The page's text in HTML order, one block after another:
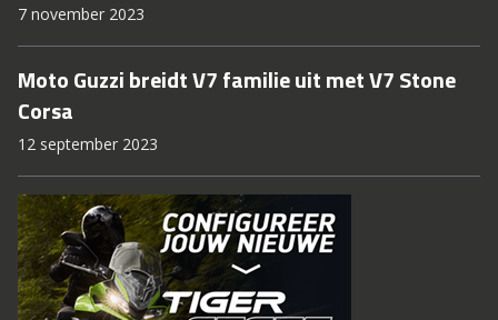
7 november 2023
Moto Guzzi breidt V7 familie uit met V7 Stone
Corsa
12 september 2023